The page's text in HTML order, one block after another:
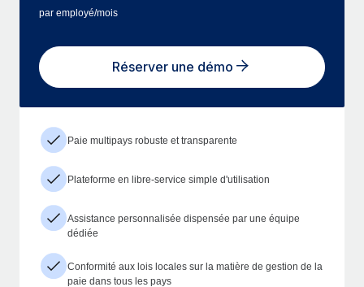
par employé/mois
Réserver une démo
Paie multipays robuste et transparente
Plateforme en libre-service simple d'utilisation
Assistance personnalisée dispensée par une équipe
dédiée
Conformité aux lois locales sur la matière de gestion de la
paie dans tous les pays